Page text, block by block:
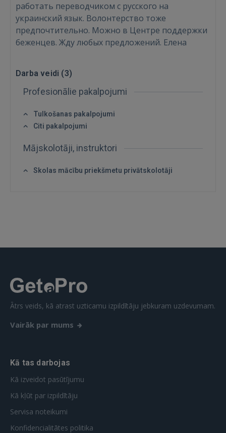
Ienākt
работать переводчиком с русского на
украинский язык. Волонтерство тоже
предпочтительно. Можно в Центре поддержки
беженцев. Жду любых предложений. Елена
Darba veidi (3)
Profesionālie pakalpojumi
Tulkošanas pakalpojumi
Citi pakalpojumi
Mājskolotāji, instruktori
Skolas mācību priekšmetu privātskolotāji
Ātrs veids, kā atrast uzticamu izpildītāju jebkuram uzdevumam.
Vairāk par mums
Kā tas darbojas
Kā izveidot pasūtījumu
Kā kļūt par izpildītāju
Servisa noteikumi
Konfidencialitātes politika